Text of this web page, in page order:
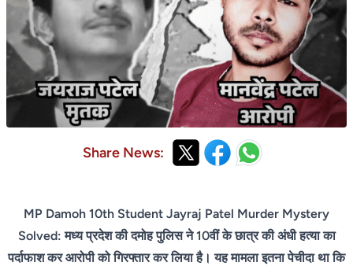
Share News:
MP Damoh 10th Student Jayraj Patel Murder Mystery
Solved: मध्य प्रदेश की दमोह पुलिस ने 10वीं के छात्र की अंधी हत्या का
पर्दाफाश कर आरोपी को गिरफ्तार कर लिया है। यह मामला इतना पेचीदा था कि